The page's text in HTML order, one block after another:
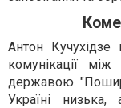
Антон Кучухідзе
комунікації
державою.
Україні